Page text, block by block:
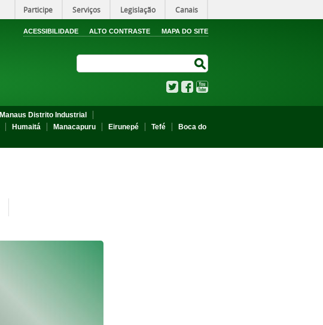
Participe Serviços Legislação Canais
ACESSIBILIDADE ALTO CONTRASTE MAPA DO SITE
TwitterFacebook
Manaus Distrito Industrial
Humaitá Manacapuru Eirunepé Tefé
Boca do